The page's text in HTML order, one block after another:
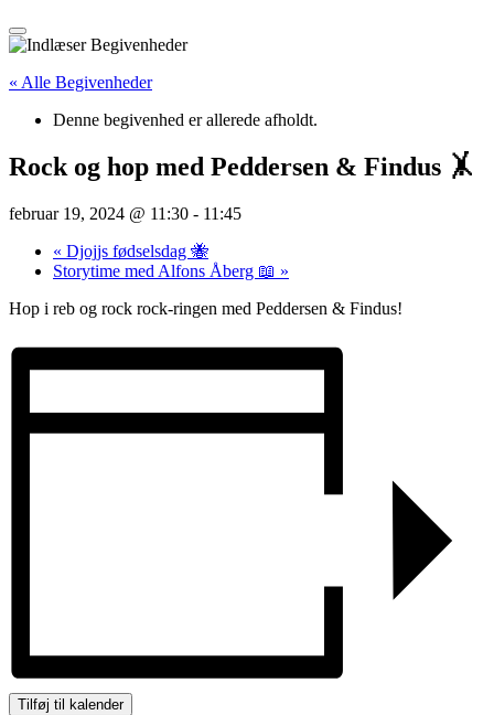
« Alle Begivenheder
Denne begivenhed er allerede afholdt.
Rock og hop med Peddersen & Findus 🤸
februar 19, 2024 @ 11:30 - 11:45
« Djojjs fødselsdag 🐝
Storytime med Alfons Åberg 📖 »
Hop i reb og rock rock-ringen med Peddersen & Findus!
Tilføj til kalender